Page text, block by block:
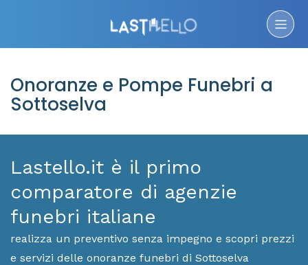
Onoranze e Pompe Funebri a
Sottoselva
Lastello.it è il primo
comparatore di agenzie
funebri italiane
realizza un preventivo senza impegno e scopri prezzi
e servizi delle onoranze funebri di Sottoselva